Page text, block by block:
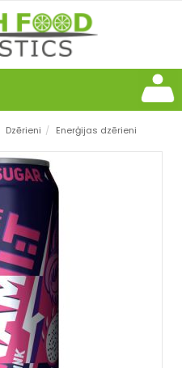
Dzērieni / Enerģijas dzērieni